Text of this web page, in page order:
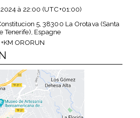
à 22:00 (UTC+01:00)
5, 38300 La Orotava (Santa
Tenerife), Espagne
ORORUN